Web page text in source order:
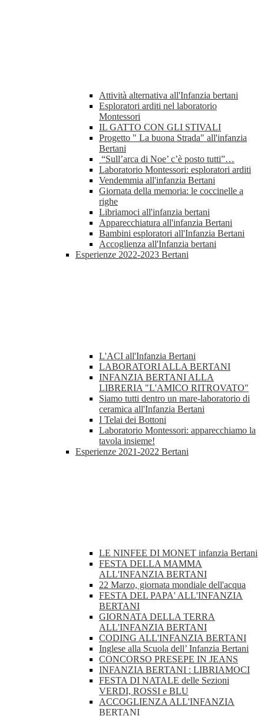
Attività alternativa all'Infanzia bertani
Esploratori arditi nel laboratorio
Montessori
IL GATTO CON GLI STIVALI
Progetto " La buona Strada" all'infanzia
Bertani
“Sull’arca di Noe’ c’è posto tutti”…
Laboratorio Montessori: esploratori arditi
Vendemmia all'infanzia Bertani
Giornata della memoria: le coccinelle a
righe
Libriamoci all'infanzia bertani
Apparecchiatura all'infanzia Bertani
Bambini esploratori all'Infanzia Bertani
Accoglienza all'Infanzia bertani
Esperienze 2022-2023 Bertani
L'ACI all'Infanzia Bertani
LABORATORI ALLA BERTANI
INFANZIA BERTANI ALLA
LIBRERIA "L'AMICO RITROVATO"
Siamo tutti dentro un mare-laboratorio di
ceramica all'Infanzia Bertani
I Telai dei Bottoni
Laboratorio Montessori: apparecchiamo la
tavola insieme!
Esperienze 2021-2022 Bertani
LE NINFEE DI MONET infanzia Bertani
FESTA DELLA MAMMA
ALL'INFANZIA BERTANI
22 Marzo, giornata mondiale dell'acqua
FESTA DEL PAPA' ALL'INFANZIA
BERTANI
GIORNATA DELLA TERRA
ALL'INFANZIA BERTANI
CODING ALL'INFANZIA BERTANI
Inglese alla Scuola dell’ Infanzia Bertani
CONCORSO PRESEPE IN JEANS
INFANZIA BERTANI : LIBRIAMOCI
FESTA DI NATALE delle Sezioni
VERDI, ROSSI e BLU
ACCOGLIENZA ALL'INFANZIA
BERTANI